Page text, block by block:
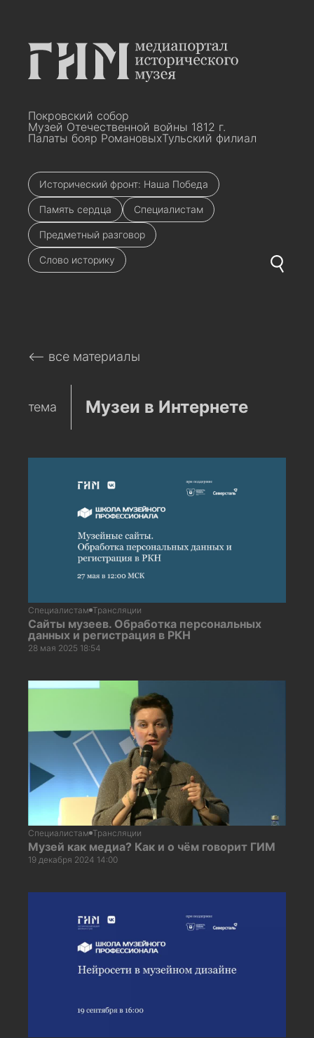
Покровский собор
Музей Отечественной войны 1812 г.
Палаты бояр РомановыхТульский филиал
Исторический фронт: Наша Победа
Память сердца Специалистам
Предметный разговор
Слово историку
⟵ все материалы
тема Музеи в Интернете
Специалистам Трансляции
Сайты музеев. Обработка персональных
данных и регистрация в РКН
28 мая 2025 18:54
Специалистам Трансляции
Музей как медиа? Как и о чём говорит ГИМ
19 декабря 2024 14:00